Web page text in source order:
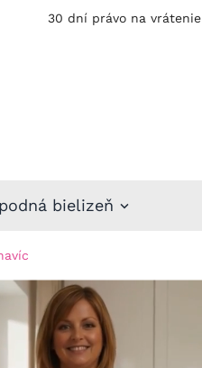
30 dní právo na vrátenie
bielizeň